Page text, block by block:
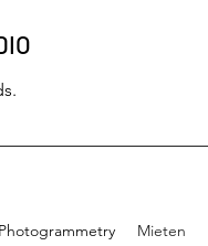
Photogrammetry Mieten